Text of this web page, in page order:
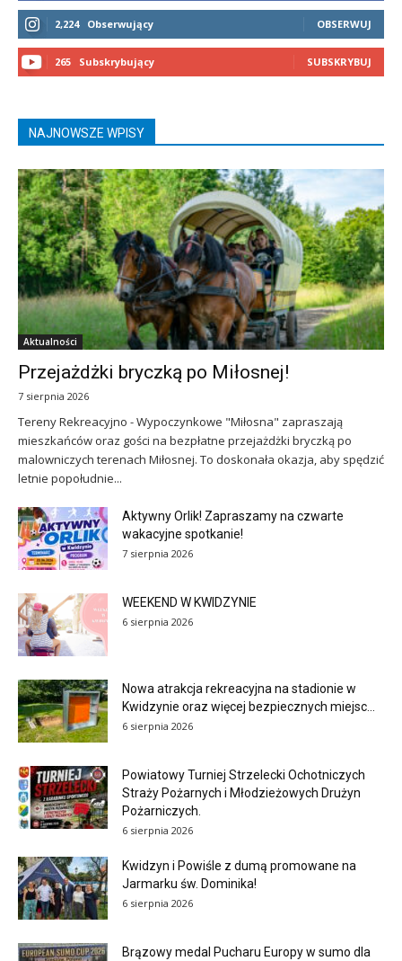
2,224 Obserwujący OBSERWUJ
265 Subskrybujący SUBSKRYBUJ
NAJNOWSZE WPISY
Aktualności
Przejażdżki bryczką po Miłosnej!
7 sierpnia 2026
Tereny Rekreacyjno - Wypoczynkowe "Miłosna" zapraszają
mieszkańców oraz gości na bezpłatne przejażdżki bryczką po
malowniczych terenach Miłosnej. To doskonała okazja, aby spędzić
letnie popołudnie...
Aktywny Orlik! Zapraszamy na czwarte
wakacyjne spotkanie!
7 sierpnia 2026
WEEKEND W KWIDZYNIE
6 sierpnia 2026
Nowa atrakcja rekreacyjna na stadionie w
Kwidzynie oraz więcej bezpiecznych miejsc...
6 sierpnia 2026
Powiatowy Turniej Strzelecki Ochotniczych
Straży Pożarnych i Młodzieżowych Drużyn
Pożarniczych.
6 sierpnia 2026
Kwidzyn i Powiśle z dumą promowane na
Jarmarku św. Dominika!
6 sierpnia 2026
Brązowy medal Pucharu Europy w sumo dla